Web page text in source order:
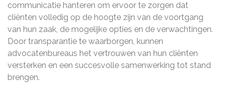
communicatie hanteren om ervoor te zorgen dat
cliënten volledig op de hoogte zijn van de voortgang
van hun zaak, de mogelijke opties en de verwachtingen.
Door transparantie te waarborgen, kunnen
advocatenbureaus het vertrouwen van hun cliënten
versterken en een succesvolle samenwerking tot stand
brengen.